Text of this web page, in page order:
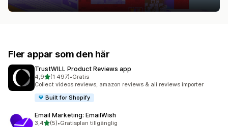
Fler appar som den här
TrustWILL Product Reviews app
4,9av 5 stjärnor
(1 497)
1497 recensioner totalt
•Gratis
Collect videos reviews, amazon reviews & ali reviews importer
Built for Shopify
Email Marketing: EmailWish
3,4av 5 stjärnor
(5)•Gratisplan tillgänglig